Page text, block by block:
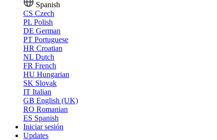
Spanish
CS Czech
PL Polish
DE German
PT Portuguese
HR Croatian
NL Dutch
FR French
HU Hungarian
SK Slovak
IT Italian
GB English (UK)
RO Romanian
ES Spanish
Iniciar sesión
Updates